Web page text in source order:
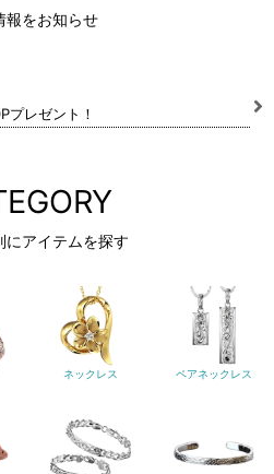
報をお知らせ
プレゼント！
にアイテムを探す
ネックレス ペアネックレス